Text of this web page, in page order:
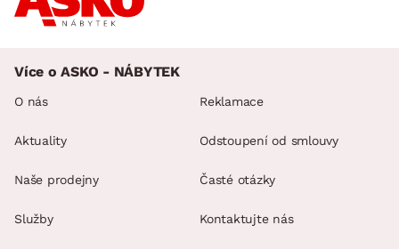
Více o ASKO - NÁBYTEK
O nás
Aktuality
Naše prodejny
Služby
Reklamace
Odstoupení od smlouvy
Časté otázky
Kontaktujte nás